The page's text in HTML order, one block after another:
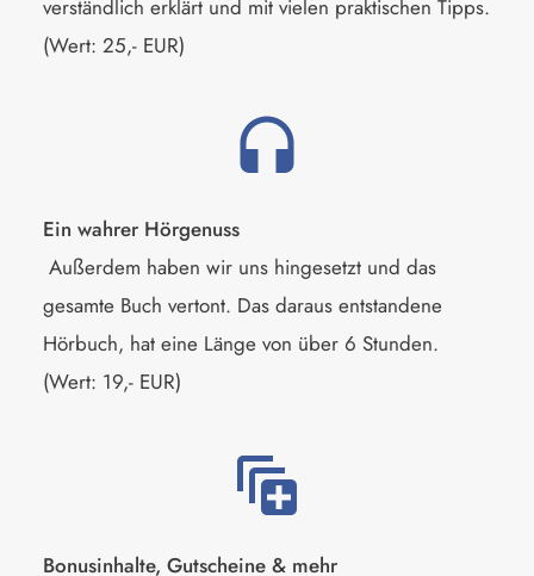
verständlich erklärt und mit vielen praktischen Tipps.
(Wert: 25,- EUR)
Ein wahrer Hörgenuss
Außerdem haben wir uns hingesetzt und das
gesamte Buch vertont. Das daraus entstandene
Hörbuch, hat eine Länge von über 6 Stunden.
(Wert: 19,- EUR)
Bonusinhalte, Gutscheine & mehr